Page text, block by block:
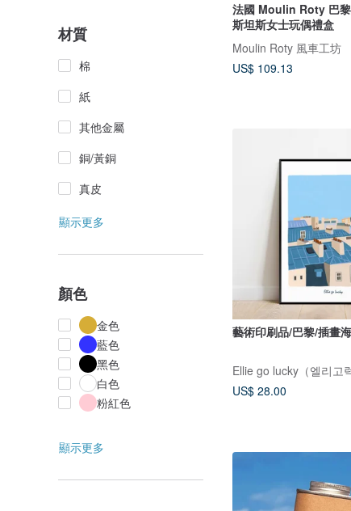
材質
棉
紙
其他金屬
銅/黃銅
真皮
顯示更多
顏色
金色
藍色
黑色
白色
粉紅色
顯示更多
法國 Moulin Roty 巴
斯坦斯女士玩偶禮盒
Moulin Roty 風車工坊
US$ 109.13
藝術印刷品/巴黎/插畫
Ellie go lucky（엘리고
US$ 28.00